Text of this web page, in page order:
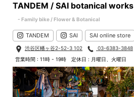
TANDEM / SAI botanical works
- Family bike / Flower & Botanical
TANDEM SAI SAI online store
渋谷区幡ヶ谷2-52-3 102
03-6383-3848
営業時間 : 11時 - 19時
定休日 : 月曜日、火曜日